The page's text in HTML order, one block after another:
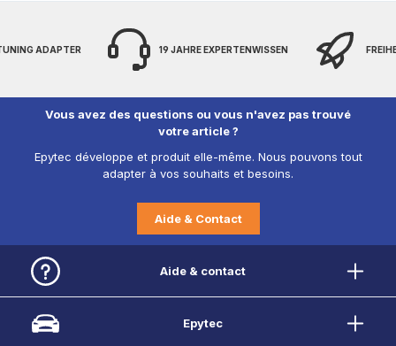
ADAPTER 19 JAHRE EXPERTENWISSEN
Vous avez des questions ou vous n'avez pas trouvé
votre article ?
Epytec développe et produit elle-même. Nous pouvons tout
adapter à vos souhaits et besoins.
Aide & Contact
Aide & contact
Epytec